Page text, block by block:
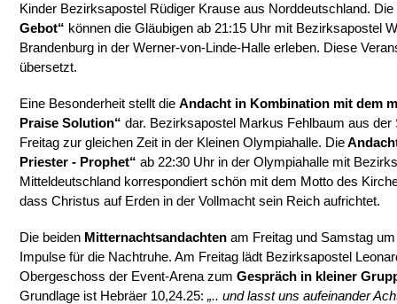
Kinder Bezirksapostel Rüdiger Krause aus Norddeutschland. Die
Gebot“ können die Gläubigen ab 21:15 Uhr mit Bezirksapostel
Brandenburg in der Werner-von-Linde-Halle erleben. Diese
übersetzt.
Eine Besonderheit stellt die Andacht in Kombination mit dem
Praise Solution“ dar. Bezirksapostel Markus Fehlbaum aus
Freitag zur gleichen Zeit in der Kleinen Olympiahalle. Die
Priester - Prophet“ ab 22:30 Uhr in der Olympiahalle mit
Mitteldeutschland korrespondiert schön mit dem Motto des
dass Christus auf Erden in der Vollmacht sein Reich aufrichtet.
Die beiden Mitternachtsandachten am Freitag und Samstag
Impulse für die Nachtruhe. Am Freitag lädt Bezirksapostel
Obergeschoss der Event-Arena zum Gespräch in kleiner
Grundlage ist Hebräer 10,24.25: „.. und lasst uns aufeinander